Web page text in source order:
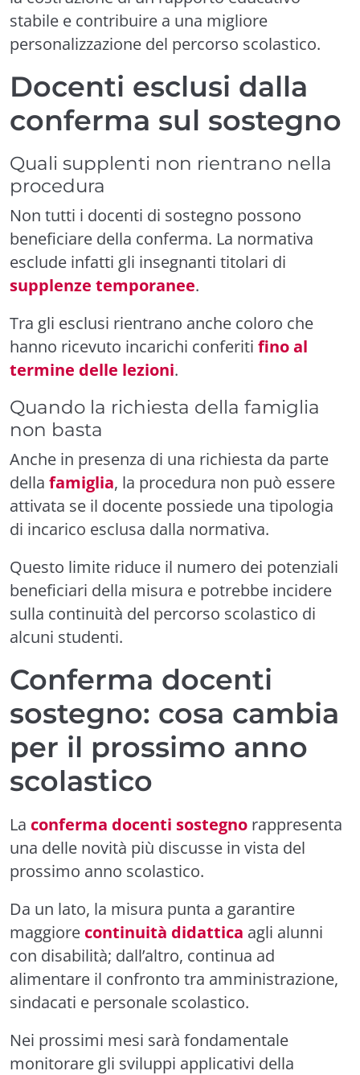
stabile e contribuire a una migliore
personalizzazione del percorso scolastico.
Docenti esclusi dalla
conferma sul sostegno
Quali supplenti non rientrano nella
procedura
Non tutti i docenti di sostegno possono
beneficiare della conferma. La normativa
esclude infatti gli insegnanti titolari di
supplenze temporanee.
Tra gli esclusi rientrano anche coloro che
hanno ricevuto incarichi conferiti fino al
termine delle lezioni.
Quando la richiesta della famiglia
non basta
Anche in presenza di una richiesta da parte
della famiglia, la procedura non può essere
attivata se il docente possiede una tipologia
di incarico esclusa dalla normativa.
Questo limite riduce il numero dei potenziali
beneficiari della misura e potrebbe incidere
sulla continuità del percorso scolastico di
alcuni studenti.
Conferma docenti
sostegno: cosa cambia
per il prossimo anno
scolastico
La conferma docenti sostegno rappresenta
una delle novità più discusse in vista del
prossimo anno scolastico.
Da un lato, la misura punta a garantire
maggiore continuità didattica agli alunni
con disabilità; dall’altro, continua ad
alimentare il confronto tra amministrazione,
sindacati e personale scolastico.
Nei prossimi mesi sarà fondamentale
monitorare gli sviluppi applicativi della